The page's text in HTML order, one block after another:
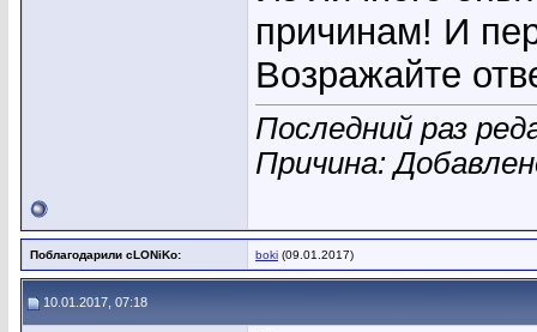
причинам! И
Возражайте
Последний раз
Причина:
Поблагодарили cLONiKo: boki (09.01.2017)
10.01.2017, 07:18